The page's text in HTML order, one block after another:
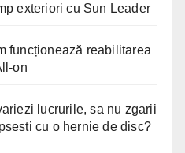
exteriori cu Sun Leader
funcționează reabilitarea
on
lucrurile, sa nu zgarii
cu o hernie de disc?